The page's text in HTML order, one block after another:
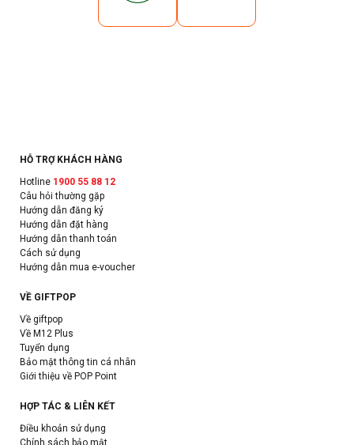
HỖ TRỢ KHÁCH HÀNG
Hotline 1900 55 88 12
Câu hỏi thường gặp
Hướng dẫn đăng ký
Hướng dẫn đặt hàng
Hướng dẫn thanh toán
Cách sử dụng
Hướng dẫn mua e-voucher
VỀ GIFTPOP
Về giftpop
Về M12 Plus
Tuyển dụng
Bảo mật thông tin cá nhân
Giới thiệu về POP Point
HỢP TÁC & LIÊN KẾT
Điều khoản sử dụng